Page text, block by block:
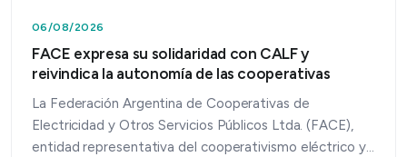
06/08/2026
FACE expresa su solidaridad con CALF y
reivindica la autonomía de las cooperativas
La Federación Argentina de Cooperativas de
Electricidad y Otros Servicios Públicos Ltda. (FACE),
entidad representativa del cooperativismo eléctrico y